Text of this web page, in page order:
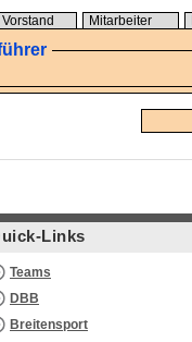
Vorstand Mitarbeiter
Links
Teams
DBB
Breitensport